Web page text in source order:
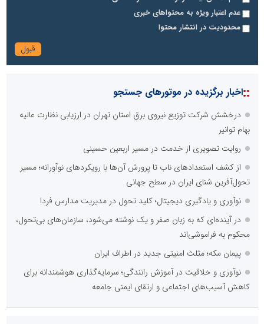
عدم اعتبار ویژه به محتواهای خبری
محدودیت در انتشار محتوا
::اخبار برگزیده در موتورهای جستجو
درخشش شرکت توزیع نیروی برق استان تهران در ارزیابی نظارت عالیه
بهام توانیر
روایت تصویری از خدمت در مسیر اربعین حسینی
از کشف استعدادهای ناب تا پرورش آن‌ها با رویکردهای نوآورانه؛ مسیر
تحول‌آفرین شنای ایران در سطح جهانی
نوآوری و یادگیری دیجیتال؛ کلید تحول در مدیریت مدارس فردا
در آینده‌ای که به زبان صفر و یک نوشته می‌شود، سازمان‌های بی‌تحول،
محکوم به فراموشی‌اند
پیمان مکه؛ مثلث امنیتی جدید در اطراف ایران
نوآوری و خلاقیت در آموزش رانندگی؛ سرمایه‌گذاری هوشمندانه برای
کاهش آسیب‌های اجتماعی و ارتقای ایمنی جامعه